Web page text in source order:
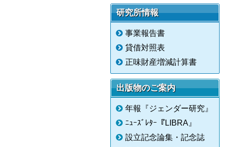
研究所情報
事業報告書
貸借対照表
正味財産増減計算書
出版物のご案内
年報『ジェンダー研究』
ﾆｭｰｽﾞﾚﾀｰ『LIBRA』
設立記念論集・記念誌